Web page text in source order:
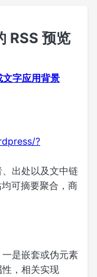
RSS 预览
字应用背景
?
出处以及文中链
可摘要聚合，商
是嵌套或伪元素
性，相关实现